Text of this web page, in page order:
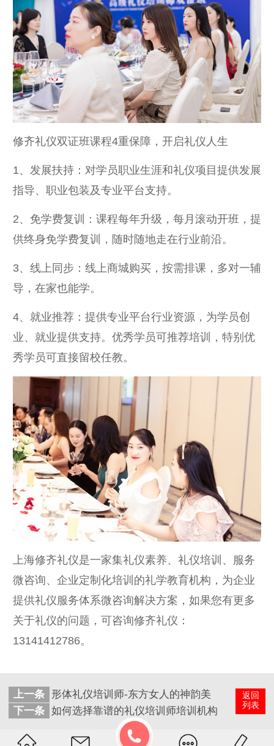
修齐礼仪双证班课程4重保障，开启礼仪人生
1、发展扶持：对学员职业生涯和礼仪项目提供发展
指导、职业包装及专业平台支持。
2、免学费复训：课程每年升级，每月滚动开班，提
供终身免学费复训，随时随地走在行业前沿。
3、线上同步：线上商城购买，按需排课，多对一辅
导，在家也能学。
4、就业推荐：提供专业平台行业资源，为学员创
业、就业提供支持。优秀学员可推荐培训，特别优
秀学员可直接留校任教。
上海修齐礼仪是一家集礼仪素养、礼仪培训、服务
微咨询、企业定制化培训的礼学教育机构，为企业
提供礼仪服务体系微咨询解决方案，如果您有更多
关于礼仪的问题，可咨询修齐礼仪：
13141412786。
返回
列表
上一条
形体礼仪培训师-东方女人的神韵美
下一条 如何选择靠谱的礼仪培训师培训机构